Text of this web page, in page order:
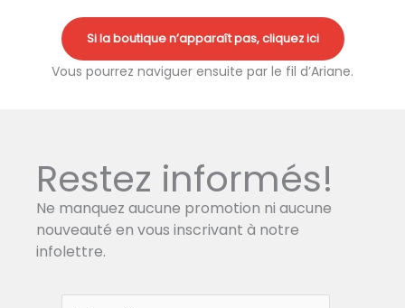
Si la boutique n’apparaît pas, cliquez ici
Vous pourrez naviguer ensuite par le fil d’Ariane.
Restez informés!
Ne manquez aucune promotion ni aucune
nouveauté en vous inscrivant à notre
infolettre.